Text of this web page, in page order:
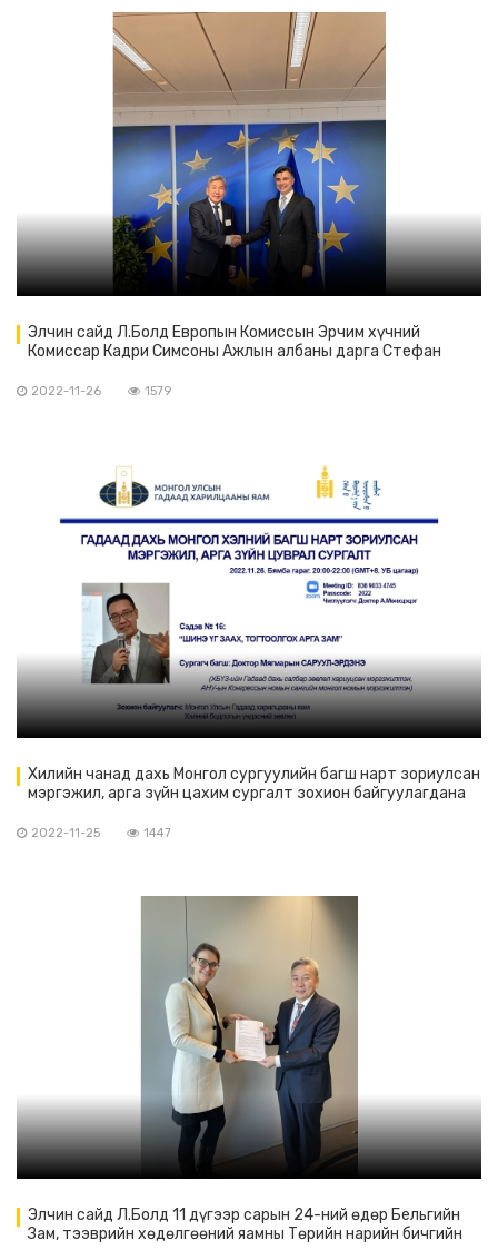
Элчин сайд Л.Болд Европын Комиссын Эрчим хүчний
Комиссар Кадри Симсоны Ажлын албаны дарга Стефан
2022-11-26 1579
Хилийн чанад дахь Монгол сургуулийн багш нарт зориулсан
мэргэжил, арга зүйн цахим сургалт зохион байгуулагдана
2022-11-25 1447
Элчин сайд Л.Болд 11 дүгээр сарын 24-ний өдөр Бельгийн
Зам, тээврийн хөдөлгөөний яамны Төрийн нарийн бичгийн